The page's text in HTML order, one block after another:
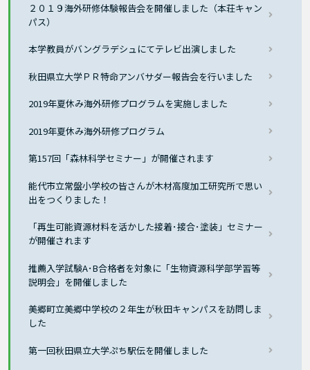
２０１９海外研修体験報告会を開催しました（本荘キャン
パス）
本学教員がバングラデシュにてテレビ出演しました
秋田県立大学ＰＲ特命アンバサダー報告会を行いました
2019年夏休み海外研修プログラムを実施しました
2019年夏休み海外研修プログラム
第157回「森林科学セミナー」が開催されます
能代市立常盤小学校の皆さんが木材高度加工研究所で思い
出をつくりました！
「再生可能資源材料を活かした接着･接合･塗装」セミナー
が開催されます
推薦入学試験A･B合格者を対象に「生物資源科学部学習等
説明会」を開催しました
美郷町立美郷中学校の２年生が秋田キャンパスを訪問しま
した
第一回秋田県立大学ぷち駅伝を開催しました